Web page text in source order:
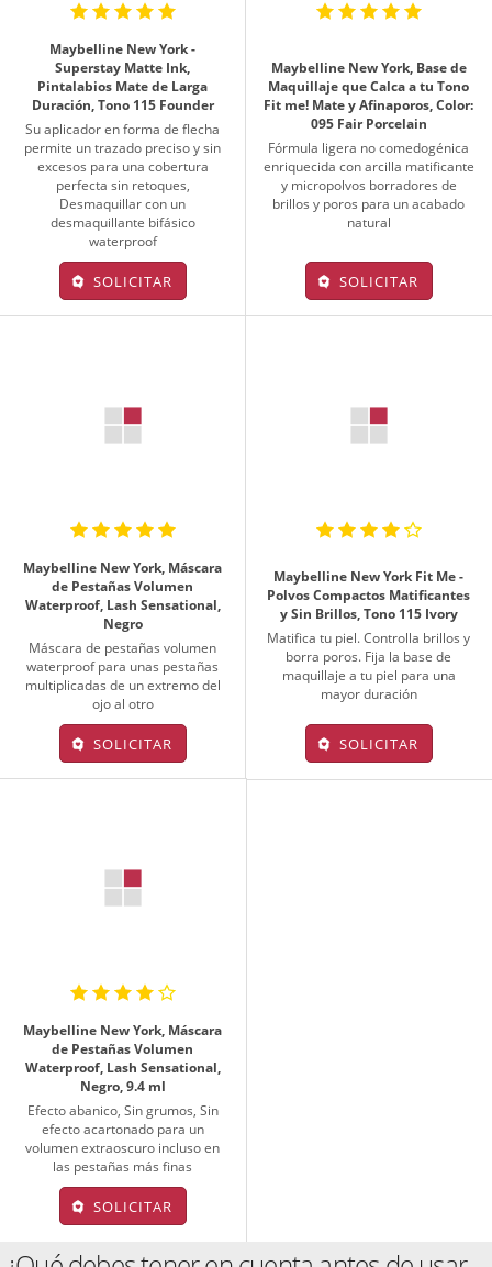
Maybelline New York -
Superstay Matte Ink,
Pintalabios Mate de Larga
Duración, Tono 115 Founder
Su aplicador en forma de flecha
permite un trazado preciso y sin
excesos para una cobertura
perfecta sin retoques,
Desmaquillar con un
desmaquillante bifásico
waterproof
SOLICITAR
Maybelline New York, Base de
Maquillaje que Calca a tu Tono
Fit me! Mate y Afinaporos, Color:
095 Fair Porcelain
Fórmula ligera no comedogénica
enriquecida con arcilla matificante
y micropolvos borradores de
brillos y poros para un acabado
natural
SOLICITAR
Maybelline New York, Máscara
de Pestañas Volumen
Waterproof, Lash Sensational,
Negro
Máscara de pestañas volumen
waterproof para unas pestañas
multiplicadas de un extremo del
ojo al otro
SOLICITAR
Maybelline New York Fit Me -
Polvos Compactos Matificantes
y Sin Brillos, Tono 115 Ivory
Matifica tu piel. Controlla brillos y
borra poros. Fija la base de
maquillaje a tu piel para una
mayor duración
SOLICITAR
Maybelline New York, Máscara
de Pestañas Volumen
Waterproof, Lash Sensational,
Negro, 9.4 ml
Efecto abanico, Sin grumos, Sin
efecto acartonado para un
volumen extraoscuro incluso en
las pestañas más finas
SOLICITAR